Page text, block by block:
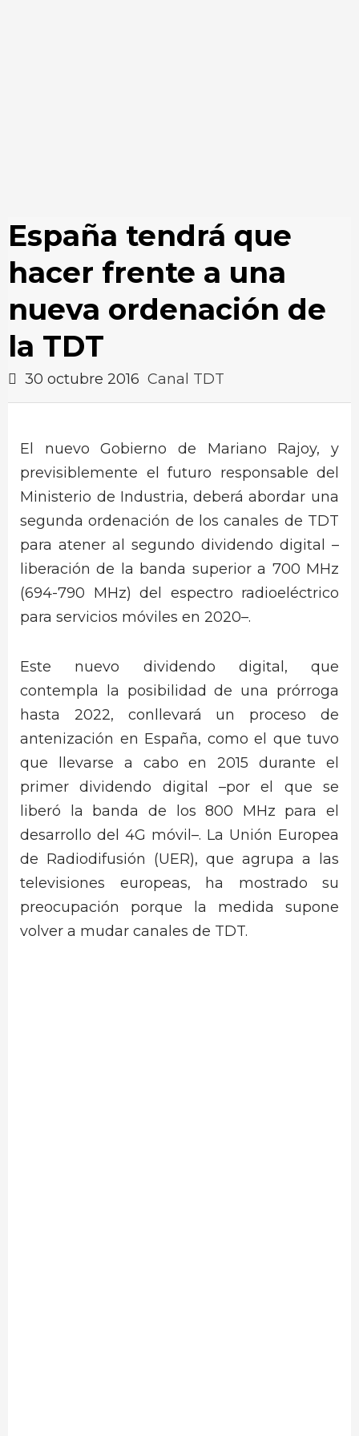
España tendrá que
hacer frente a una
nueva ordenación de
la TDT
30 octubre 2016 Canal TDT
El nuevo Gobierno de Mariano Rajoy, y
previsiblemente el futuro responsable del
Ministerio de Industria, deberá abordar una
segunda ordenación de los canales de TDT
para atener al segundo dividendo digital –
liberación de la banda superior a 700 MHz
(694-790 MHz) del espectro radioeléctrico
para servicios móviles en 2020–.
Este nuevo dividendo digital, que
contempla la posibilidad de una prórroga
hasta 2022, conllevará un proceso de
antenización en España, como el que tuvo
que llevarse a cabo en 2015 durante el
primer dividendo digital –por el que se
liberó la banda de los 800 MHz para el
desarrollo del 4G móvil–. La Unión Europea
de Radiodifusión (UER), que agrupa a las
televisiones europeas, ha mostrado su
preocupación porque la medida supone
volver a mudar canales de TDT.